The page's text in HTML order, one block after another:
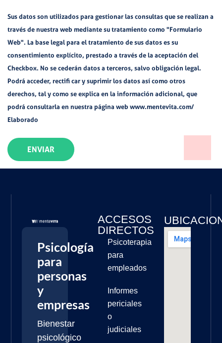
Sus datos son utilizados para gestionar las consultas que se realizan a
través de nuestra web mediante su tratamiento como "Formulario
Web". La base legal para el tratamiento de sus datos es su
consentimiento explícito, prestado a través de la aceptación del
Checkbox. No se cederán datos a terceros, salvo obligación legal.
Podrá acceder, rectifi car y suprimir los datos así como otros
derechos, tal y como se explica en la información adicional, que
podrá consultarla en nuestra página web www.mentevita.com/
Elaborado
ENVIAR
Psicología
para
personas
y
empresas
Bienestar
psicológico
ACCESOS
DIRECTOS
Psicoterapia
para
empleados
Informes
periciales
o
judiciales